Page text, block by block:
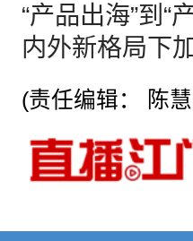
“产品出海”到“
内外新格局下
(责任编辑： 陈